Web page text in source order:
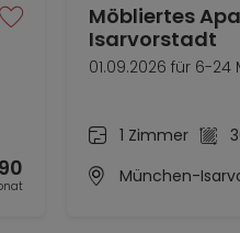
Möbliertes
Isarvorstadt
01.09.2026 für 6-24
1 Zimmer
München-